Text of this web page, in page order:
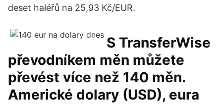
deset haléřů na 25,93 Kč/EUR.
S TransferWise
převodníkem měn můžete
převést více než 140 měn.
Americké dolary (USD), eura